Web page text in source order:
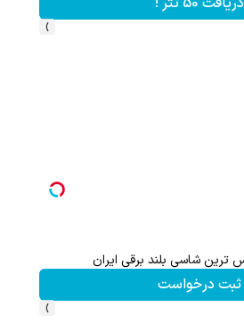
›
ثبت درخواست
›